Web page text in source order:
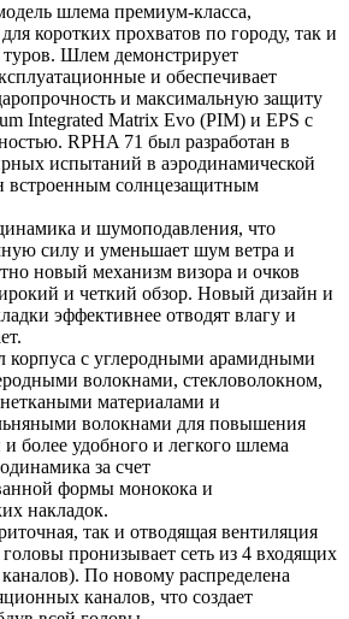
шлема премиум-класса,
коротких прохватов по городу, так и
туров. Шлем демонстрирует
и обеспечивает
и максимальную защиту
Integrated Matrix Evo (PIM) и EPS с
RPHA 71 был разработан в
испытаний в аэродинамической
встроенным солнцезащитным
и шумоподавления, что
силу и уменьшает шум ветра и
новый механизм визора и очков
и четкий обзор. Новый дизайн и
эффективнее отводят влагу и
корпуса с углеродными арамидными
волокнами, стекловолокном,
материалами и
волокнами для повышения
более удобного и легкого шлема
за счет
формы монокока и
накладок.
так и отводящая вентиляция
пронизывает сеть из 4 входящих
По новому распределена
каналов, что создает